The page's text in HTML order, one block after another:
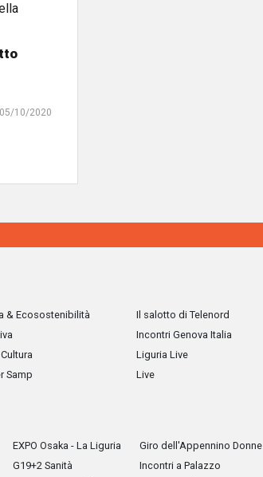
05/10/2020
& Ecosostenibilità
Samp
Il salotto di Telenord
Incontri Genova Italia
Liguria Live
Live
EXPO Osaka - La Liguria
G19+2 Sanità
Giro dell'Appennino Donne
Incontri a Palazzo